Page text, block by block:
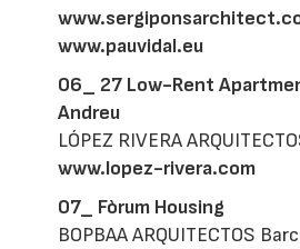
www.pauvidal.eu
06_ 27 Low-Rent
Andreu
LÓPEZ RIVERA
www.lopez-rivera.com
07_ Fòrum Housing
BOPBAA ARQUITECTOS